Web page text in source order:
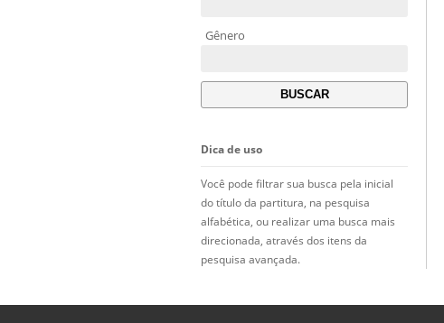
Gênero
Dica de uso
Você pode filtrar sua busca pela inicial
do título da partitura, na pesquisa
alfabética, ou realizar uma busca mais
direcionada, através dos itens da
pesquisa avançada.